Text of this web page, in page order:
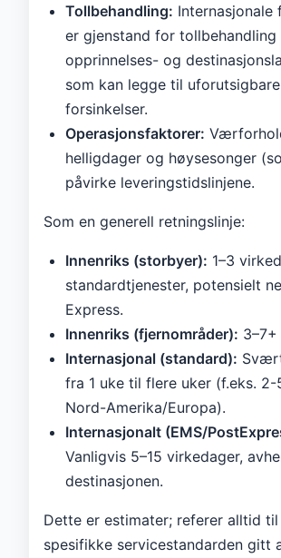
Tollbehandling: Internasjonale
er gjenstand for tollbehandling
opprinnelses- og
som kan legge til uforutsigbare
forsinkelser.
Operasjonsfaktorer:
helligdager og høysesonger
påvirke leveringstidslinjene.
Som en generell retningslinje:
Innenriks (storbyer): 1–3
standardtjenester, potensielt
Express.
Innenriks (fjernområder):
Internasjonal (standard):
fra 1 uke til flere uker (f.eks.
Nord-Amerika/Europa).
Internasjonalt (EMS/
Vanligvis 5–15 virkedager,
destinasjonen.
Dette er estimater; referer alltid til
spesifikke servicestandarden gitt